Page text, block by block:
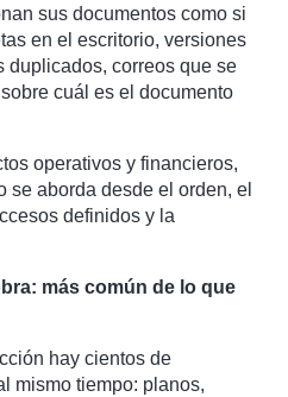
sus documentos como si
en el escritorio, versiones
duplicados, correos que se
cuál es el documento
operativos y financieros,
se aborda desde el orden, el
definidos y la
más común de lo que
hay cientos de
mismo tiempo: planos,